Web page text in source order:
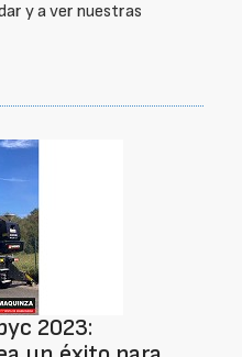
y a ver nuestras
2023: